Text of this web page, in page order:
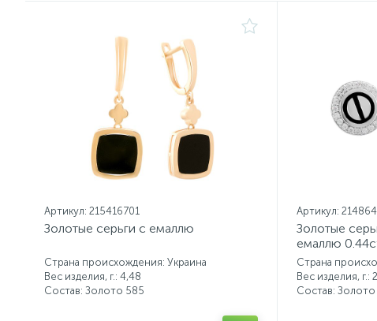
Артикул: 215416701
Золотые серьги с емаллю
Страна происхождения: Украина
Вес изделия, г.: 4,48
Состав: Золото 585
Артикул:
Золотые
емаллю
Страна
Вес изделия, г.:
Состав: